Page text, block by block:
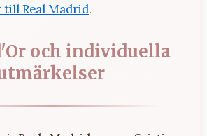
Real Madrid.
och individuella